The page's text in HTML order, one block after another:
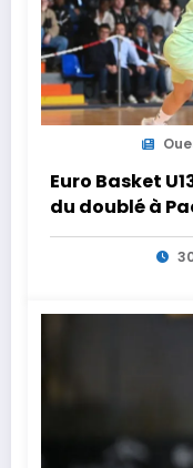
Euro Basket
du doublé à